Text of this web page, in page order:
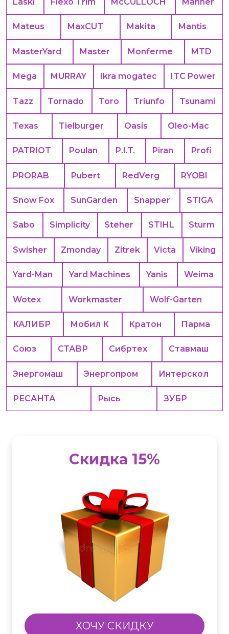
Mateus MaxCUT Makita Mantis
MasterYard Master Monferme MTD
Mega MURRAY Ikra mogatec ITC Power
Tazz Tornado Toro Triunfo Tsunami
Texas Tielburger Oasis Oleo-Mac
PATRIOT Poulan P.I.T. Piran Profi
PRORAB Pubert RedVerg RYOBI
Snow Fox SunGarden Snapper STIGA
Sabo Simplicity Steher STIHL Sturm
Swisher Zmonday Zitrek Victa Viking
Yard-Man Yard Machines Yanis Weima
Wotex Workmaster Wolf-Garten
КАЛИБР Мобил К Кратон Парма
Союз СТАВР Сибртех Ставмаш
Энергомаш Энергопром Интерскол
РЕСАНТА Рысь ЗУБР
Скидка 15%
ХОЧУ СКИДКУ